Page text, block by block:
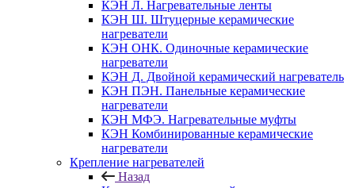
КЭН Л. Нагревательные ленты
КЭН Ш. Штуцерные керамические
нагреватели
КЭН ОНК. Одиночные керамические
нагреватели
КЭН Д. Двойной керамический нагреватель
КЭН ПЭН. Панельные керамические
нагреватели
КЭН МФЭ. Нагревательные муфты
КЭН Комбинированные керамические
нагреватели
Крепление нагревателей
Назад